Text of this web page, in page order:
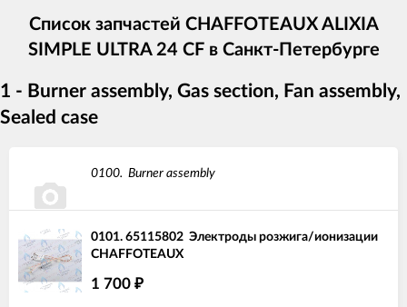
Список запчастей CHAFFOTEAUX ALIXIA
SIMPLE ULTRA 24 CF в Санкт-Петербурге
1 - Burner assembly, Gas section, Fan assembly,
Sealed case
0100. Burner assembly
0101. 65115802 Электроды розжига/ионизации
CHAFFOTEAUX
1 700 ₽